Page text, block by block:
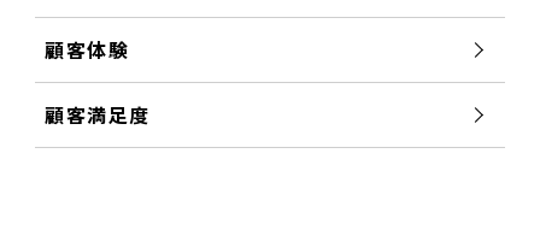
顧客体験
顧客満足度